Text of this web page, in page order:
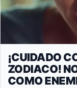
¡CUIDADO
ZODIACO!
COMO